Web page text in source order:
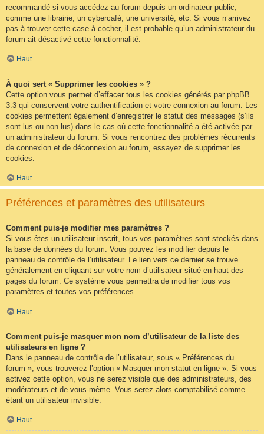
recommandé si vous accédez au forum depuis un ordinateur public,
comme une librairie, un cybercafé, une université, etc. Si vous n’arrivez
pas à trouver cette case à cocher, il est probable qu’un administrateur du
forum ait désactivé cette fonctionnalité.
Haut
À quoi sert « Supprimer les cookies » ?
Cette option vous permet d’effacer tous les cookies générés par phpBB
3.3 qui conservent votre authentification et votre connexion au forum. Les
cookies permettent également d’enregistrer le statut des messages (s’ils
sont lus ou non lus) dans le cas où cette fonctionnalité a été activée par
un administrateur du forum. Si vous rencontrez des problèmes récurrents
de connexion et de déconnexion au forum, essayez de supprimer les
cookies.
Haut
Préférences et paramètres des utilisateurs
Comment puis-je modifier mes paramètres ?
Si vous êtes un utilisateur inscrit, tous vos paramètres sont stockés dans
la base de données du forum. Vous pouvez les modifier depuis le
panneau de contrôle de l’utilisateur. Le lien vers ce dernier se trouve
généralement en cliquant sur votre nom d’utilisateur situé en haut des
pages du forum. Ce système vous permettra de modifier tous vos
paramètres et toutes vos préférences.
Haut
Comment puis-je masquer mon nom d’utilisateur de la liste des
utilisateurs en ligne ?
Dans le panneau de contrôle de l’utilisateur, sous « Préférences du
forum », vous trouverez l’option « Masquer mon statut en ligne ». Si vous
activez cette option, vous ne serez visible que des administrateurs, des
modérateurs et de vous-même. Vous serez alors comptabilisé comme
étant un utilisateur invisible.
Haut